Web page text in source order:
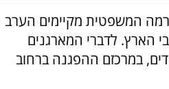
המשפטית מקיימים הערב
הארץ. לדברי המארגנים
בכ-150 מוקדים, במרכזם ההפגנה ברחוב